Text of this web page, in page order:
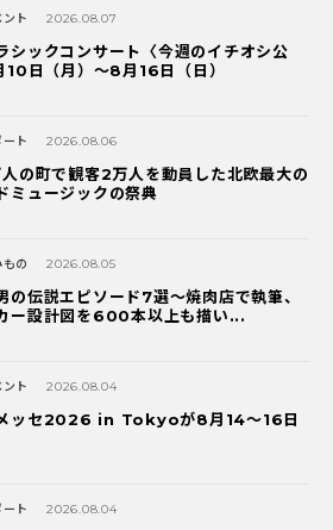
ト 2026.08.07
シックコンサート〈今週のイチオシ公
10日（月）～8月16日（日）
ート 2026.08.06
人の町で観客2万人を動員した北欧最大の
ミュージックの祭典
の 2026.08.05
の伝説エピソード7選〜焼肉店で執筆、
ー設計図を600本以上も描い...
ト 2026.08.04
ッセ2026 in Tokyoが8月14～16日
ート 2026.08.04